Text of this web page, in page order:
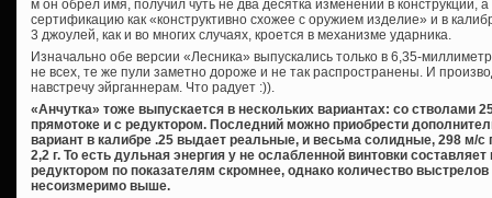
м он обрел имя, получил чуть не два десятка изменений в конструкции,
сертификацию как «конструктивно схожее с оружием изделие» и в
3 джоулей, как и во многих случаях, кроется в механизме ударника.
Изначально обе версии «Лесника» выпускались только в 6,35-
не всех, те же пули заметно дороже и не так распространены. И
навстречу эйрганнерам. Что радует :)).
«Анчутка» тоже выпускается в нескольких вариантах: со стволами
прямотоке и с редуктором. Последний можно приобрести
вариант в калибре .25 выдает реальные, и весьма солидные, 298 м/
2,2 г. То есть дульная энергия у не ослабленной винтовки
редуктором по показателям скромнее, однако количество
несоизмеримо выше.